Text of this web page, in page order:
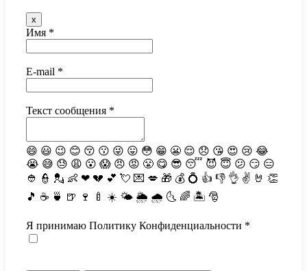
x
эту
форму.
Имя *
E-mail *
Текст сообщения *
😄 😃 😉 😊 😚 😗 😜 😛 😳 😁 😬 😌 😞 😘 😍 😢 😂
😭 😅 😓 😩 😮 😱 😠 😡 😤 😋 😎 😴 😈 😇 😕 😏 😑
👲 👮 💂 👶 ❤ 💔 💕 💘 💌 💋 🎁 💰 💍 👍 👎 👌 ✌️ 🤘 👏
🎵 ☕️ 🍵 🍺 🍷 🍼 ☀️ 🌤 🌦 🌧 🌜 🌈 🏝 🎅
Я принимаю Политику Конфиденциальности *